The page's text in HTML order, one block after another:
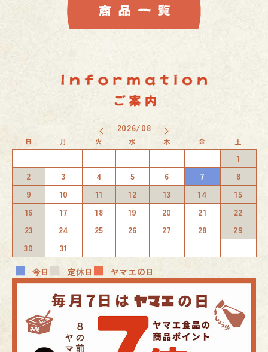
2026/08
日 月 火 水 木 金 土
1
2
3 4 5 6 7
8
9
10 11 12 13 14
15
16
17 18 19 20 21
22
23
24 25 26 27 28
29
30
31
■ 今日 ■ 定休日 ■ ヤマエの日